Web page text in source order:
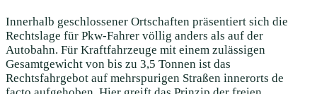
Innerhalb geschlossener Ortschaften präsentiert sich die
Rechtslage für Pkw-Fahrer völlig anders als auf der
Autobahn. Für Kraftfahrzeuge mit einem zulässigen
Gesamtgewicht von bis zu 3,5 Tonnen ist das
Rechtsfahrgebot auf mehrspurigen Straßen innerorts de